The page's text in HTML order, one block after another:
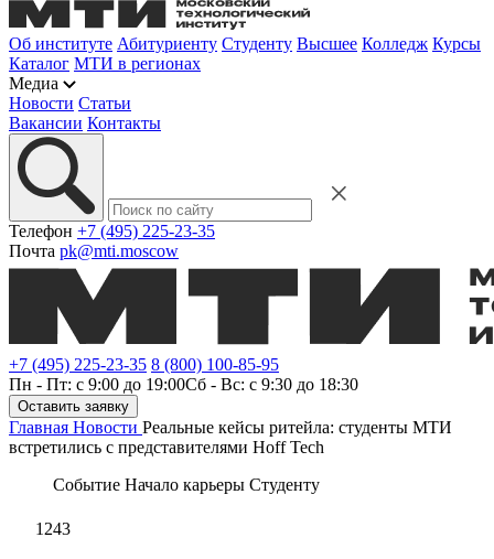
Об институте Абитуриенту Студенту Высшее Колледж Курсы
Каталог МТИ в регионах
Медиа
Новости Статьи
Вакансии Контакты
Телефон +7 (495) 225-23-35
Почта pk@mti.moscow
+7 (495) 225-23-35 8 (800) 100-85-95
Пн - Пт: с 9:00 до 19:00Сб - Вс: с 9:30 до 18:30
Оставить заявку
Главная Новости Реальные кейсы ритейла: студенты МТИ
встретились с представителями Hoff Tech
Событие Начало карьеры Студенту
1243